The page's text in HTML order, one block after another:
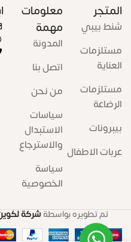
المتجر
شنط بيبي
مستلزمات
العناية
مستلزمات
الرضاعة
بيبرونات
عربات الاطفال
معلومات
مهمة
المدونة
اتصل بنا
من نحن
سياسات
الاستبدال
والاسترجاع
سياسة
الخصوصية
تم تطويره بواسطةشركة